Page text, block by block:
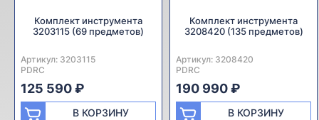
Комплект инструмента
3203115 (69 предметов)
Артикул: 3203115
Производитель:
PDRC
125 590 ₽
В КОРЗИНУ
Комплект инструмента
3208420 (135 предметов)
Артикул: 3208420
Производитель:
PDRC
190 990 ₽
В КОРЗИНУ